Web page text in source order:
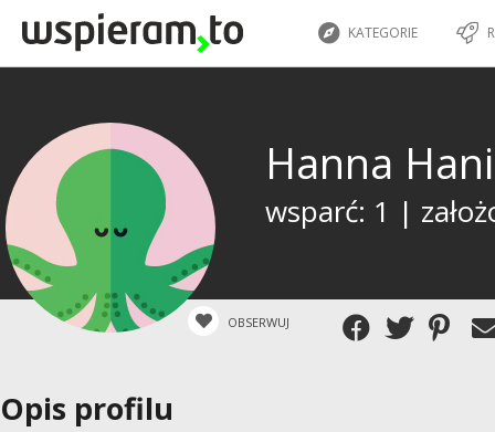
KATEGORIE
Hanna
wsparć: 1 |
OBSERWUJ
Opis profilu